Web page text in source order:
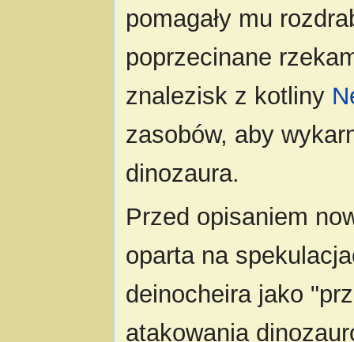
pomagały mu
poprzecinane
znalezisk z kotliny
zasobów, aby
dinozaura.
Przed opisaniem
oparta na
deinocheira jako
atakowania